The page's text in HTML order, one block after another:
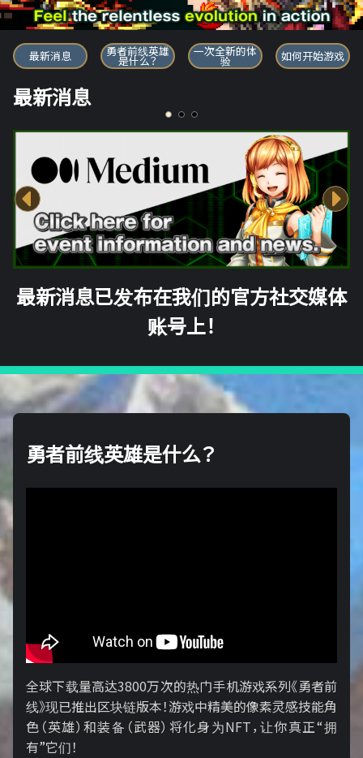
勇者前线英雄
最新消息 勇者前线英雄
是什么？
一次全新的体
验 如何开始游戏
最新消息
最新消息已发布在我们的官方社交媒体
账号上！
勇者前线英雄是什么？
全球下载量高达3800万次的热门手机游戏系列《勇者前
线》现已推出区块链版本！游戏中精美的像素灵感技能角
色（英雄）和装备（武器）将化身为NFT，让你真正“拥
有”它们！